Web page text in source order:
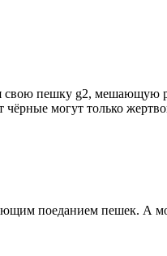
пешку g2, мешающую
могут только
поеданием пешек. А